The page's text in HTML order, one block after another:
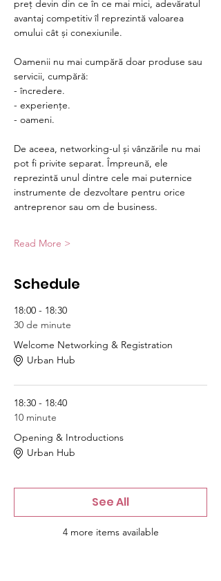
preț devin din ce în ce mai mici, adevăratul
avantaj competitiv îl reprezintă valoarea
omului cât și conexiunile.
Oamenii nu mai cumpără doar produse sau
servicii, cumpără:
- încredere.
- experiențe.
- oameni.
De aceea, networking-ul și vânzările nu mai
pot fi privite separat. Împreună, ele
reprezintă unul dintre cele mai puternice
instrumente de dezvoltare pentru orice
antreprenor sau om de business.
Read More >
Schedule
18:00 - 18:30
30 de minute
Welcome Networking & Registration
Urban Hub
18:30 - 18:40
10 minute
Opening & Introductions
Urban Hub
4 more items available
See All